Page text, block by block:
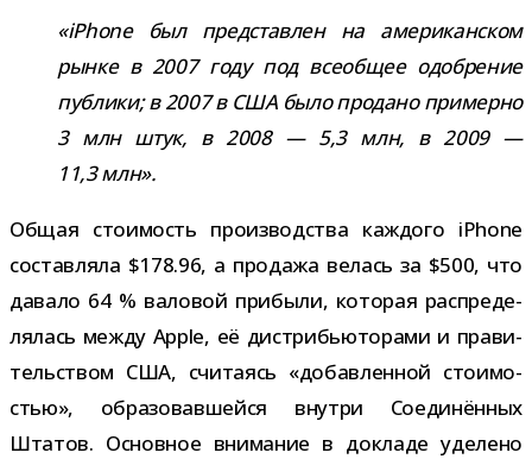
«iPhone был пред­став­лен на аме­ри­кан­ском
рынке в 2007 году под все­об­щее одоб­ре­ние
пуб­лики; в 2007 в США было про­дано при­мерно
3 млн штук, в 2008 — 5,3 млн, в 2009 —
11,3 млн».
Общая сто­и­мость про­из­вод­ства каж­дого iPhone
состав­ляла $178.96, а про­дажа велась за $500, что
давало 64 % вало­вой при­были, кото­рая рас­пре­де­
ля­лась между Apple, её дис­три­бью­то­рами и пра­ви­
тель­ством США, счи­та­ясь «добав­лен­ной сто­и­мо­
стью», обра­зо­вав­шейся внутри Соединённых
Штатов. Основное вни­ма­ние в докладе уде­лено